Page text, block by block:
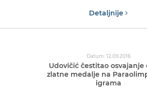
Detaljnije
Datum: 12.09.2016
Udovičić čestitao osvajanje
zlatne medalje na
igrama